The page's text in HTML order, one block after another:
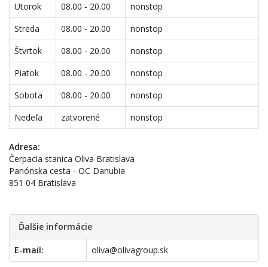
Utorok
08.00 - 20.00
nonstop
Streda
08.00 - 20.00
nonstop
Štvrtok
08.00 - 20.00
nonstop
Piatok
08.00 - 20.00
nonstop
Sobota
08.00 - 20.00
nonstop
Nedeľa
zatvorené nonstop
Adresa:
Čerpacia stanica Oliva Bratislava
Panónska cesta - OC Danubia
851 04 Bratislava
Ďalšie informácie
E-mail: oliva@olivagroup.sk